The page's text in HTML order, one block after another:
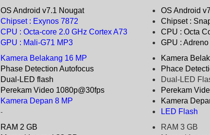
OS Android v7.1 Nougat
Chipset : Exynos 7872
CPU : Octa-core 2.0 GHz Cortex A73
GPU : Mali-G71 MP3
OS Android
Chipset :
CPU : Octa
GPU :
Kamera Belakang 16 MP
Phase Detection Autofocus
Dual-LED flash
Perekam Video 1080p@30fps
Kamera Depan 8 MP
-
Kamera
Phace
Dual-LED
Perekam
Kamera
LED Flash
RAM 2 GB
RAM 3 GB